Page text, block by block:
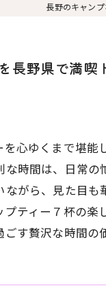
長野のキャン
長野県で満
心ゆくまで堪
時間は、日常の
がら、見た目
ティー７杯の
す贅沢な時間の